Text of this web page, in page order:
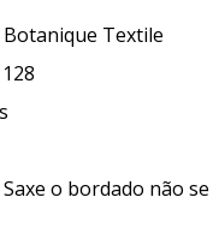
Textile
o bordado não